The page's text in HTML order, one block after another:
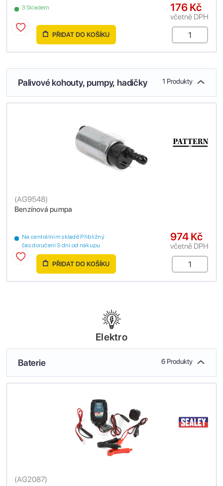
3 Skladem 176 Kč
včetně DPH
PŘIDAT DO KOŠÍKU
Palivové kohouty, pumpy, hadičky 1 Produkty
Benzínová pumpa
(AG9548)
Na centrálním skladě Přibližný
čas doručení 9 dní od nákupu
974 Kč
včetně DPH
PŘIDAT DO KOŠÍKU
Elektro
Baterie 6 Produkty
(AG2087)